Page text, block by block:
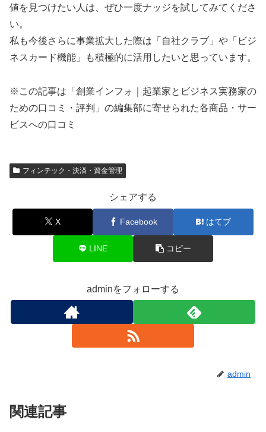
値を見つけたい人は、ぜひ一度ナッジを試してみてくださ
い。
私も今後さらに事業拡大した際は「自社クラブ」や「ビジ
ネスカード機能」も積極的に活用したいと思っています。
※この記事は「創業インフォ｜起業家とビジネス実務家の
ための口コミ・評判」の編集部に寄せられた各商品・サー
ビスへの口コミ
フィンテック・決済・資金管理
シェアする
X Facebook はてブ
LINE コピー
adminをフォローする
admin
関連記事